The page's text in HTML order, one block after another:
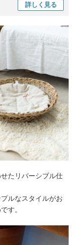
詳しく 見る
たリバーシブル仕
ルなスタイルがお
す。